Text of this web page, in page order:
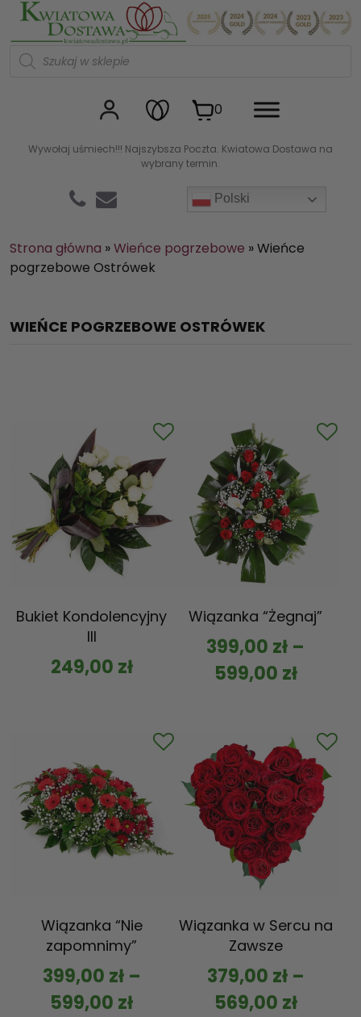
Wywołaj uśmiech!!! Najszybsza Poczta. Kwiatowa Dostawa na
wybrany termin.
Polski
Kwiaciarnia internetowa
W
d
u
k
0
Strona główna »Wieńce pogrzebowe »Wieńce
pogrzebowe Ostrówek
WIEŃCE POGRZEBOWE OSTRÓWEK
Bukiet Kondolencyjny
III
249,00 zł
Wiązanka “Żegnaj”
399,00 zł –
599,00 zł
Wiązanka “Nie
zapomnimy”
399,00 zł–
599,00 zł
Wiązanka w Sercu na
Zawsze
379,00 zł–
569,00 zł